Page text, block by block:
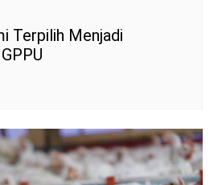
Terpilih Menjadi